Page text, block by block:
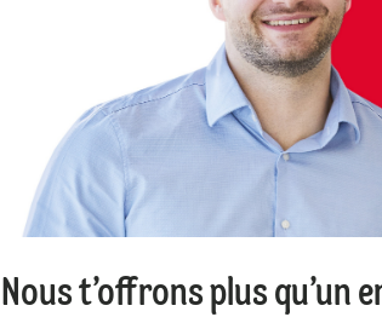
Nous t’offrons plus qu’un